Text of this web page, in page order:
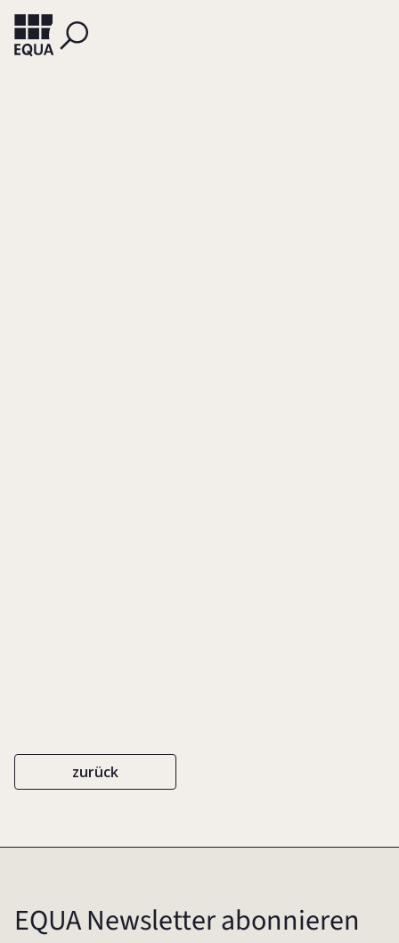
zurück
EQUA Newsletter abonnieren